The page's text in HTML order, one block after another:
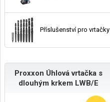
Příslušenství pro vrtačky
Proxxon Úhlová vrtačka s
dlouhým krkem LWB/E